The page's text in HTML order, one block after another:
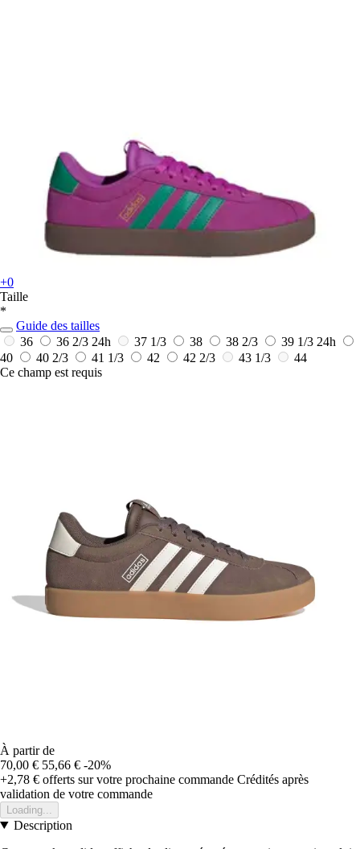
+0
Taille
*
Guide des tailles
36
36 2/3 24h 37 1/3 38 38 2/3 39 1/3 24h
40
40 2/3 41 1/3 42 42 2/3 43 1/3
44
Ce champ est requis
À partir de
70,00 € 55,66 € -20%
+2,78 € offerts sur votre prochaine commande Crédités après
validation de votre commande
Loading...
Description